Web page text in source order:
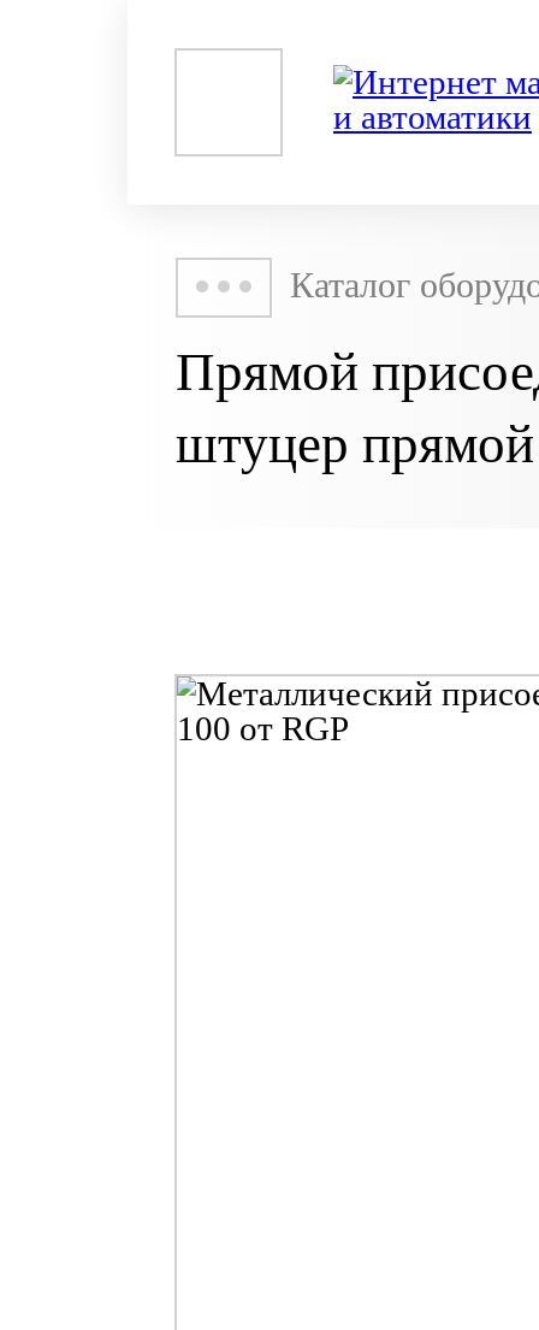
Каталог
Прямой
штуцер